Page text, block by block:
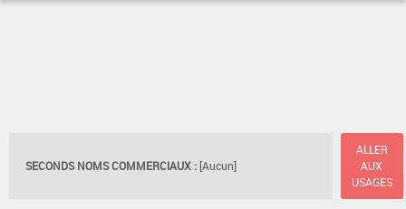
SECONDS NOMS COMMERCIAUX : [Aucun]
ALLER
AUX
USAGES